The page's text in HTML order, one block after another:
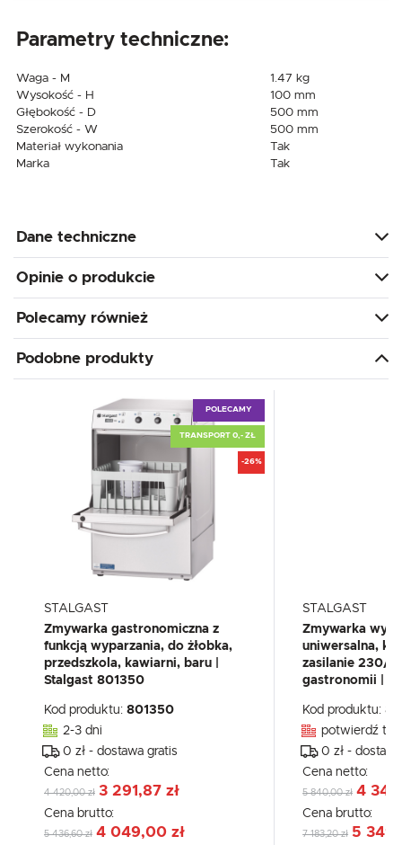
Parametry techniczne:
Waga - M
1.47 kg
Wysokość - H
100 mm
Głębokość - D
500 mm
Szerokość - W
500 mm
Materiał wykonania
Tak
Marka
Tak
Dane techniczne
Opinie o produkcie
Polecamy również
Podobne produkty
POLECAMY
TRANSPORT 0,- ZŁ
-26%
STALGAST
Zmywarka gastronomiczna z
funkcją wyparzania, do żłobka,
przedszkola, kawiarni, baru |
Stalgast 801350
Kod produktu: 801350
2-3 dni
0 zł - dostawa gratis
Cena netto:
4 420,00 zł 3 291,87 zł
Cena brutto:
5 436,60 zł 4 049,00 zł
STALGAST
Zmywarka
uniwersalna,
zasilanie 230/
gastronomii |
Kod produktu:
potwierdź
0 zł -
Cena netto:
5 840,00 zł 4
Cena brutto:
7 183,20 zł 5